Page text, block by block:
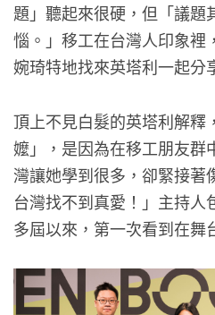
題」聽起來很硬，但「議題
惱。」移工在台灣人印象裡
婉琦特地找來英塔利一起分
頂上不見白髮的英塔利解釋
嬤」，是因為在移工朋友群
灣讓她學到很多，卻緊接著
台灣找不到真愛！」主持人
多屆以來，第一次看到在舞